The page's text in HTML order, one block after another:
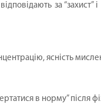
за
ясність
в норму” після